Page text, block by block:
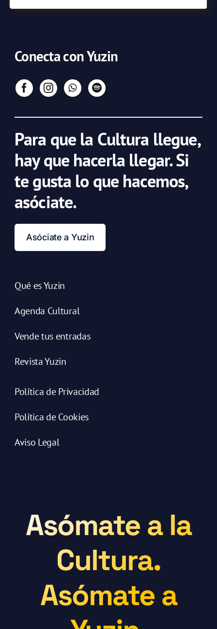
Conecta con Yuzin
Para que la Cultura llegue,
hay que hacerla llegar. Si
te gusta lo que hacemos,
asóciate.
Asóciate a Yuzin
Qué es Yuzin
Agenda Cultural
Vende tus entradas
Revista Yuzin
Política de Privacidad
Política de Cookies
Aviso Legal
Asómate a la
Cultura.
Asómate a